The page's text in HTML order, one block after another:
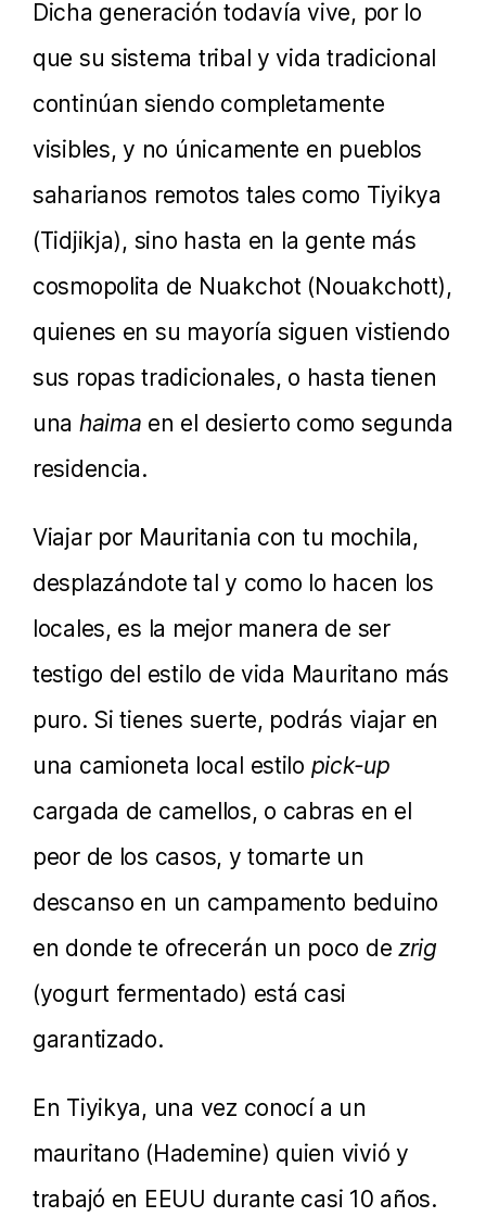
Dicha generación todavía vive, por lo
que su sistema tribal y vida tradicional
continúan siendo completamente
visibles, y no únicamente en pueblos
saharianos remotos tales como Tiyikya
(Tidjikja), sino hasta en la gente más
cosmopolita de Nuakchot (Nouakchott),
quienes en su mayoría siguen vistiendo
sus ropas tradicionales, o hasta tienen
una haima en el desierto como segunda
residencia.
Viajar por Mauritania con tu mochila,
desplazándote tal y como lo hacen los
locales, es la mejor manera de ser
testigo del estilo de vida Mauritano más
puro. Si tienes suerte, podrás viajar en
una camioneta local estilo pick-up
cargada de camellos, o cabras en el
peor de los casos, y tomarte un
descanso en un campamento beduino
en donde te ofrecerán un poco de zrig
(yogurt fermentado) está casi
garantizado.
En Tiyikya, una vez conocí a un
mauritano (Hademine) quien vivió y
trabajó en EEUU durante casi 10 años.